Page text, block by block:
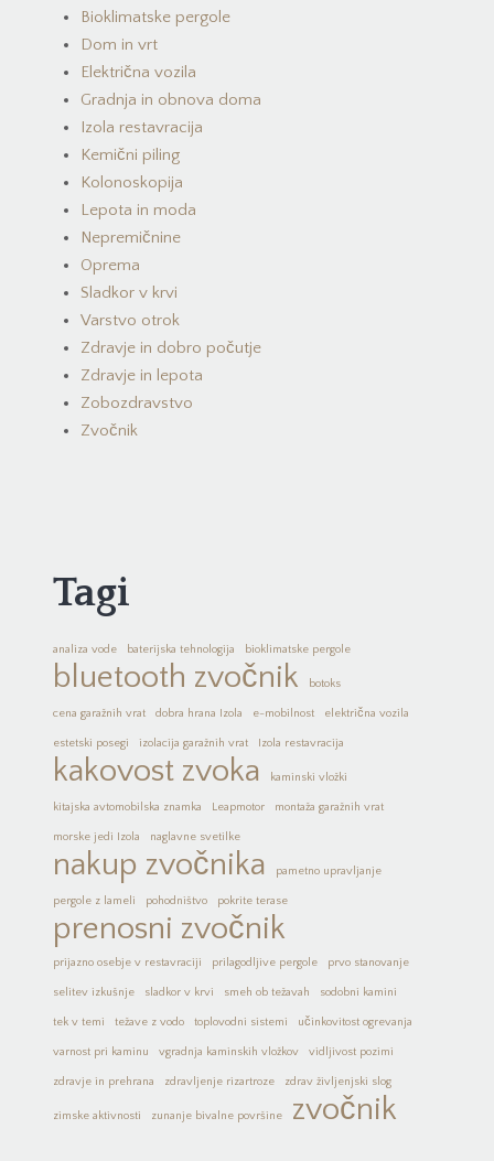
Bioklimatske pergole
Dom in vrt
Električna vozila
Gradnja in obnova doma
Izola restavracija
Kemični piling
Kolonoskopija
Lepota in moda
Nepremičnine
Oprema
Sladkor v krvi
Varstvo otrok
Zdravje in dobro počutje
Zdravje in lepota
Zobozdravstvo
Zvočnik
Tagi
analiza vode baterijska tehnologija bioklimatske pergole
bluetooth zvočnik botoks
cena garažnih vrat dobra hrana Izola e-mobilnost električna vozila
estetski posegi izolacija garažnih vrat Izola restavracija
kakovost zvoka kaminski vložki
kitajska avtomobilska znamka Leapmotor montaža garažnih vrat
morske jedi Izola naglavne svetilke
nakup zvočnika pametno upravljanje
pergole z lameli pohodništvo pokrite terase
prenosni zvočnik
prijazno osebje v restavraciji prilagodljive pergole prvo stanovanje
selitev izkušnje sladkor v krvi smeh ob težavah sodobni kamini
tek v temi težave z vodo toplovodni sistemi učinkovitost ogrevanja
varnost pri kaminu vgradnja kaminskih vložkov vidljivost pozimi
zdravje in prehrana zdravljenje rizartroze zdrav življenjski slog
zimske aktivnosti zunanje bivalne površine zvočnik